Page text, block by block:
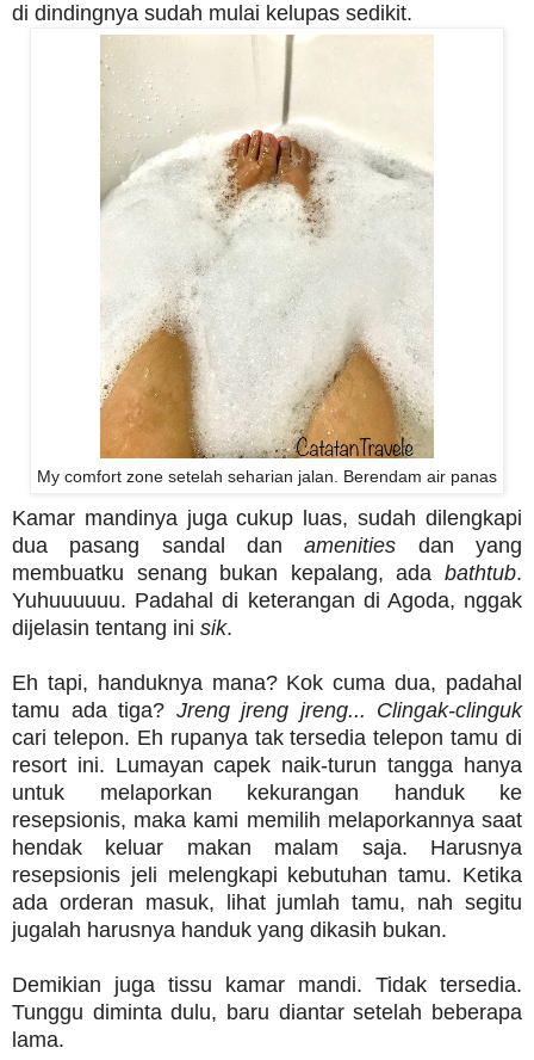
di dindingnya sudah mulai kelupas sedikit.
My comfort zone setelah seharian jalan. Berendam air panas
Kamar mandinya juga cukup luas, sudah dilengkapi
dua pasang sandal danamenities dan yang
membuatku senang bukan kepalang, ada bathtub.
Yuhuuuuuu. Padahal di keterangan di Agoda, nggak
dijelasin tentang ini sik.
Eh tapi, handuknya mana? Kok cuma dua, padahal
tamu ada tiga? Jreng jreng jreng... Clingak-clinguk
cari telepon. Eh rupanya tak tersedia telepon tamu di
resort ini. Lumayan capek naik-turun tangga hanya
untuk melaporkan kekurangan handuk ke
resepsionis, maka kami memilih melaporkannya saat
hendak keluar makan malam saja. Harusnya
resepsionis jeli melengkapi kebutuhan tamu. Ketika
ada orderan masuk, lihat jumlah tamu, nah segitu
jugalah harusnya handuk yang dikasih bukan.
Demikian juga tissu kamar mandi. Tidak tersedia.
Tunggu diminta dulu, baru diantar setelah beberapa
lama.